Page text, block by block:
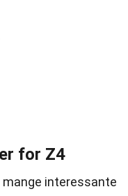
for Z4
mange interessante